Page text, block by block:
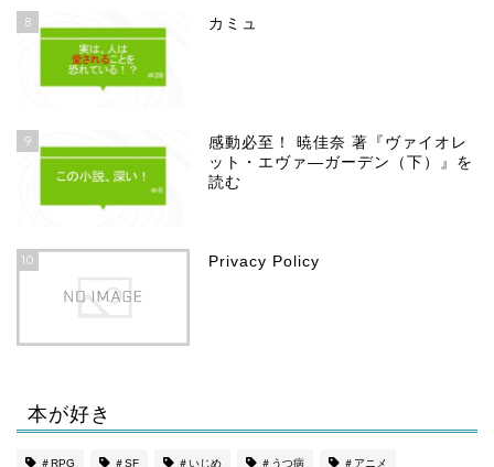
8 カミュ
9
感動必至！ 暁佳奈 著『ヴァイオレ
ット・エヴァ―ガーデン（下）』を
読む
10 Privacy Policy
本が好き
＃RPG ＃SF ＃いじめ ＃うつ病 ＃アニメ